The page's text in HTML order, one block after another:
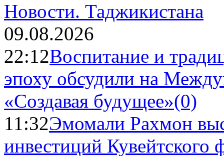
Новости. Таджикистана
09.08.2026
22:12Воспитание и
эпоху обсудили на
«Создавая будущее»(0)
11:32Эмомали Рахмон
инвестиций Кувейтского